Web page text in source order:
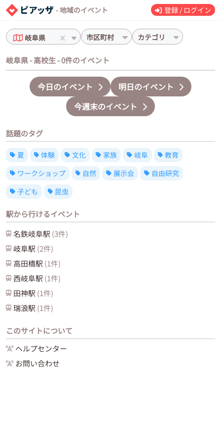
- 地域のイベント 登録 / ログイン
岐阜県 市区町村 カテゴリ
岐阜県 - 高校生 - 0件のイベント
今日のイベント
明日のイベント
今週末のイベント
話題のタグ
夏 体験 文化 家族 岐阜
教育
ワークショップ
自然 展示会
自由研究
子ども
昆虫
駅から行けるイベント
名鉄岐阜駅 (3件)
岐阜駅 (2件)
高田橋駅 (1件)
西岐阜駅 (1件)
田神駅 (1件)
瑞浪駅 (1件)
このサイトについて
ヘルプセンター
お問い合わせ